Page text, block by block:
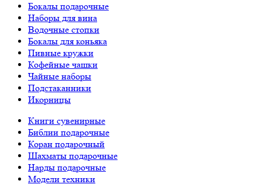
Бокалы подарочные
Наборы для вина
Водочные стопки
Бокалы для коньяка
Пивные кружки
Кофейные чашки
Чайные наборы
Подстаканники
Икорницы
Книги сувенирные
Библии подарочные
Коран подарочный
Шахматы подарочные
Нарды подарочные
Модели техники